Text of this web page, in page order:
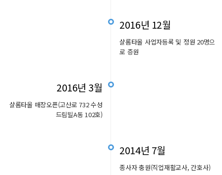
2016년 12월
샬롬타올 사업자등록 및 정원 20명으
로 증원
2016년 3월
샬롬타올 매장오픈(고산로 732 수성
드림빌A동 102호)
2014년 7월
종사자 충원(직업재활교사, 간호사)